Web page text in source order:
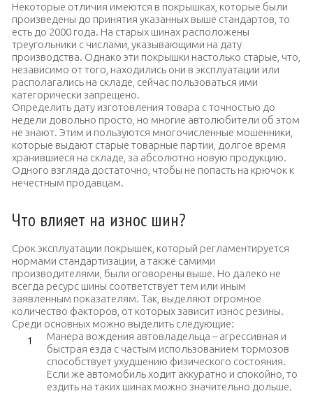
Некоторые отличия имеются в покрышках, которые были
произведены до принятия указанных выше стандартов, то
есть до 2000 года. На старых шинах расположены
треугольники с числами, указывающими на дату
производства. Однако эти покрышки настолько старые, что,
независимо от того, находились они в эксплуатации или
располагались на складе, сейчас пользоваться ими
категорически запрещено.
Определить дату изготовления товара с точностью до
недели довольно просто, но многие автолюбители об этом
не знают. Этим и пользуются многочисленные мошенники,
которые выдают старые товарные партии, долгое время
хранившиеся на складе, за абсолютно новую продукцию.
Одного взгляда достаточно, чтобы не попасть на крючок к
нечестным продавцам.
Что влияет на износ шин?
Срок эксплуатации покрышек, который регламентируется
нормами стандартизации, а также самими
производителями, были оговорены выше. Но далеко не
всегда ресурс шины соответствует тем или иным
заявленным показателям. Так, выделяют огромное
количество факторов, от которых зависит износ резины.
Среди основных можно выделить следующие:
Манера вождения автовладельца – агрессивная и
быстрая езда с частым использованием тормозов
способствует ухудшению физического состояния.
Если же автомобиль ходит аккуратно и спокойно, то
ездить на таких шинах можно значительно дольше.